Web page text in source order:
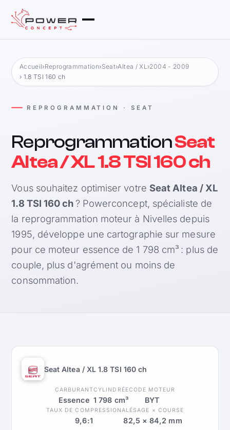
Accueil›Reprogrammation›Seat›Altea / XL ›2004 - 2009
› 1.8 TSI 160 ch
REPROGRAMMATION · SEAT
ReprogrammationSeat
Altea / XL 1.8 TSI 160 ch
Vous souhaitez optimiser votre Seat Altea / XL
1.8 TSI 160 ch ? Powerconcept, spécialiste de
la reprogrammation moteur à Nivelles depuis
1995, développe une cartographie sur mesure
pour ce moteur essence de 1 798 cm³ : plus de
couple, plus d'agrément ou moins de
consommation.
Seat Altea / XL 1.8 TSI 160 ch
CARBURANT
Essence
CYLINDRÉE
1 798 cm³
CODE MOTEUR
BYT
TAUX DE COMPRESSION
9,6:1
ALÉSAGE × COURSE
82,5 × 84,2 mm